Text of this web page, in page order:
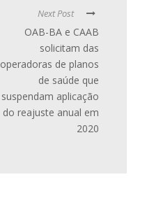
Next Post
OAB-BA e CAAB
solicitam das
operadoras de planos
de saúde que
suspendam aplicação
do reajuste anual em
2020